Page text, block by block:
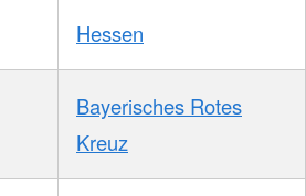
Hessen
Bayerisches Rotes
Kreuz